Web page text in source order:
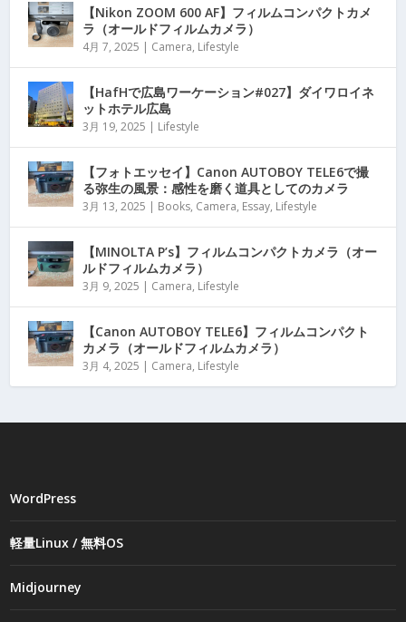
【Nikon ZOOM 600 AF】フィルムコンパクトカメ
ラ（オールドフィルムカメラ）
4月 7, 2025 | Camera, Lifestyle
【HafHで広島ワーケーション#027】ダイワロイネ
ットホテル広島
3月 19, 2025 | Lifestyle
【フォトエッセイ】Canon AUTOBOY TELE6で撮
る弥生の風景：感性を磨く道具としてのカメラ
3月 13, 2025 | Books, Camera, Essay, Lifestyle
【MINOLTA P’s】フィルムコンパクトカメラ（オー
ルドフィルムカメラ）
3月 9, 2025 | Camera, Lifestyle
【Canon AUTOBOY TELE6】フィルムコンパクト
カメラ（オールドフィルムカメラ）
3月 4, 2025 | Camera, Lifestyle
WordPress
軽量Linux / 無料OS
Midjourney